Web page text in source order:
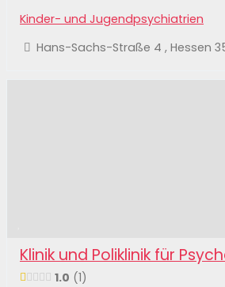
Kinder- und Jugendpsychiatrien
Hans-Sachs-Straße 4 , Hessen
Klinik und Poliklinik für
1.0 1